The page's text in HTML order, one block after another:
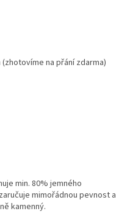
na přání zdarma)
min. 80% jemného
mimořádnou pevnost a
kamenný.